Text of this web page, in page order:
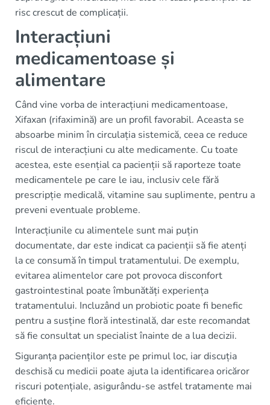
risc crescut de complicații.
Interacțiuni
medicamentoase și
alimentare
Când vine vorba de interacțiuni medicamentoase,
Xifaxan (rifaximină) are un profil favorabil. Aceasta se
absoarbe minim în circulația sistemică, ceea ce reduce
riscul de interacțiuni cu alte medicamente. Cu toate
acestea, este esențial ca pacienții să raporteze toate
medicamentele pe care le iau, inclusiv cele fără
prescripție medicală, vitamine sau suplimente, pentru a
preveni eventuale probleme.
Interacțiunile cu alimentele sunt mai puțin
documentate, dar este indicat ca pacienții să fie atenți
la ce consumă în timpul tratamentului. De exemplu,
evitarea alimentelor care pot provoca disconfort
gastrointestinal poate îmbunătăți experiența
tratamentului. Incluzând un probiotic poate fi benefic
pentru a susține floră intestinală, dar este recomandat
să fie consultat un specialist înainte de a lua decizii.
Siguranța pacienților este pe primul loc, iar discuția
deschisă cu medicii poate ajuta la identificarea oricăror
riscuri potențiale, asigurându-se astfel tratamente mai
eficiente.